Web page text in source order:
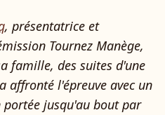
, présentatrice et
Tournez Manège,
famille, des suites d'une
affronté l'épreuve avec un
jusqu'au bout par